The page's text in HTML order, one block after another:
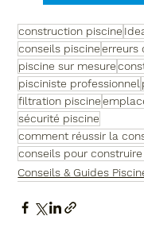
construction piscine
conseils piscine erreurs
piscine sur mesure
pisciniste professionnel
filtration piscine
sécurité piscine
comment réussir la
conseils pour
Conseils & Guides